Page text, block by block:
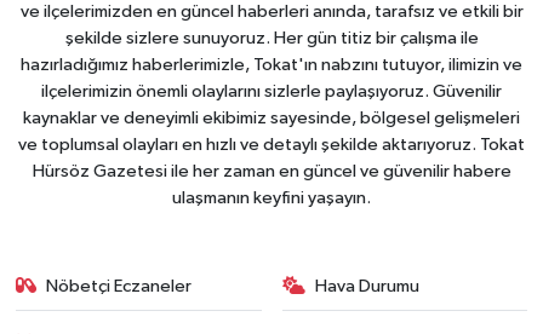
ve ilçelerimizden en güncel haberleri anında, tarafsız ve etkili bir
şekilde sizlere sunuyoruz. Her gün titiz bir çalışma ile
hazırladığımız haberlerimizle, Tokat'ın nabzını tutuyor, ilimizin ve
ilçelerimizin önemli olaylarını sizlerle paylaşıyoruz. Güvenilir
kaynaklar ve deneyimli ekibimiz sayesinde, bölgesel gelişmeleri
ve toplumsal olayları en hızlı ve detaylı şekilde aktarıyoruz. Tokat
Hürsöz Gazetesi ile her zaman en güncel ve güvenilir habere
ulaşmanın keyfini yaşayın.
Nöbetçi Eczaneler Hava Durumu